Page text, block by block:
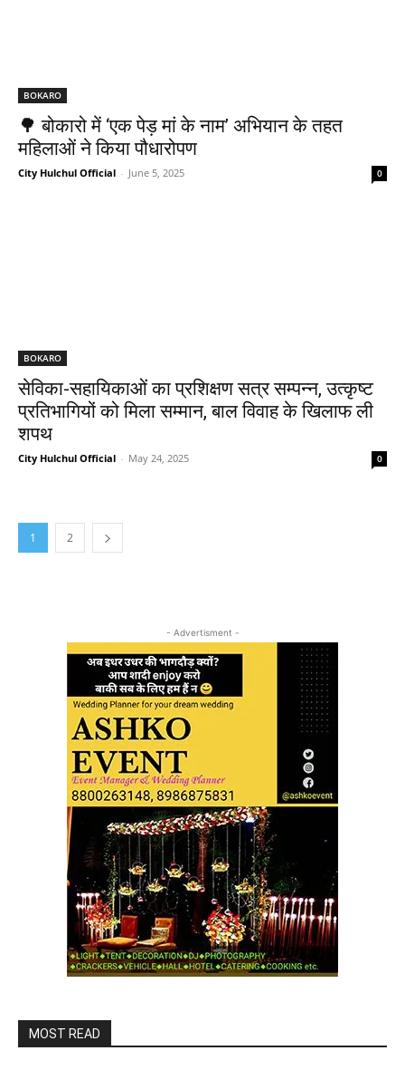
BOKARO
🌳 बोकारो में ‘एक पेड़ मां के नाम’ अभियान के तहत
महिलाओं ने किया पौधारोपण
City Hulchul Official - June 5, 2025 0
BOKARO
सेविका-सहायिकाओं का प्रशिक्षण सत्र सम्पन्न, उत्कृष्ट
प्रतिभागियों को मिला सम्मान, बाल विवाह के खिलाफ ली
शपथ
City Hulchul Official - May 24, 2025 0
1 2
- Advertisment -
MOST READ